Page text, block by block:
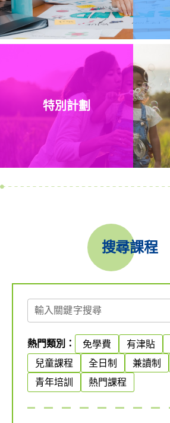
特別計劃
搜尋課程
輸入關鍵字搜尋
熱門類別： 免學費 有津貼
兒童課程
全日制 兼讀制
青年培訓
熱門課程